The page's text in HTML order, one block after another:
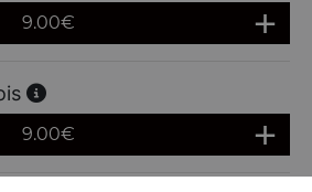
9.00€
9.00€